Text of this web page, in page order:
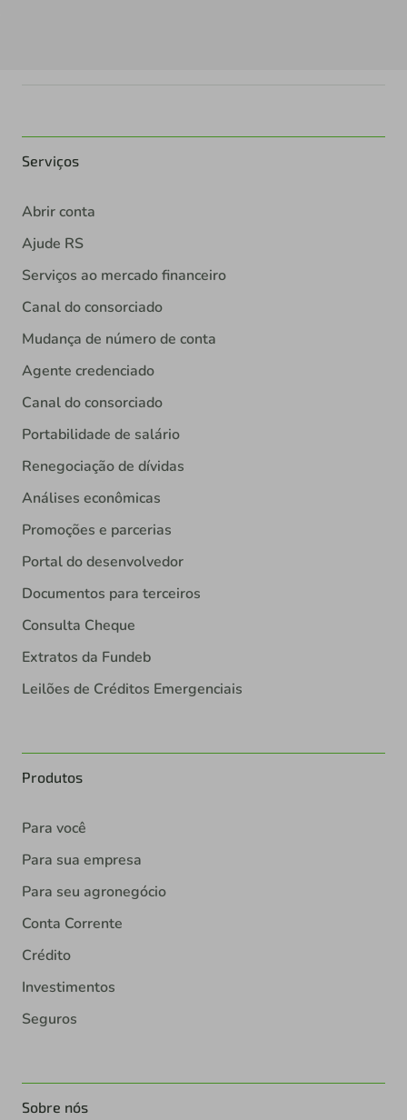
Serviços
Abrir conta
Ajude RS
Serviços ao mercado financeiro
Canal do consorciado
Mudança de número de conta
Agente credenciado
Canal do consorciado
Portabilidade de salário
Renegociação de dívidas
Análises econômicas
Promoções e parcerias
Portal do desenvolvedor
Documentos para terceiros
Consulta Cheque
Extratos da Fundeb
Leilões de Créditos Emergenciais
Produtos
Para você
Para sua empresa
Para seu agronegócio
Conta Corrente
Crédito
Investimentos
Seguros
Sobre nós